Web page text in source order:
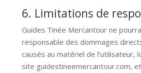
6. Limitations de
Guides Tinée Mercantour ne
responsable des dommages
causés au matériel de l’utilisateur,
site guidestineemercantour.com,